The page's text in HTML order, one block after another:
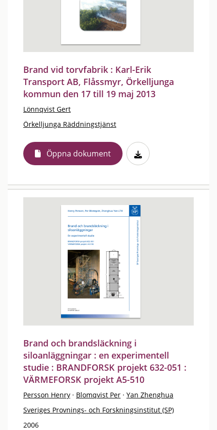
Brand vid torvfabrik : Karl-Erik
Transport AB, Flåssmyr, Örkelljunga
kommun den 17 till 19 maj 2013
Lönnqvist Gert
Örkelljunga Räddningstjänst
Öppna dokument
Brand och brandsläckning i
siloanläggningar : en experimentell
studie : BRANDFORSK projekt 632-051 :
VÄRMEFORSK projekt A5-510
Persson Henry · Blomqvist Per · Yan Zhenghua
Sveriges Provnings- och Forskningsinstitut (SP)
2006